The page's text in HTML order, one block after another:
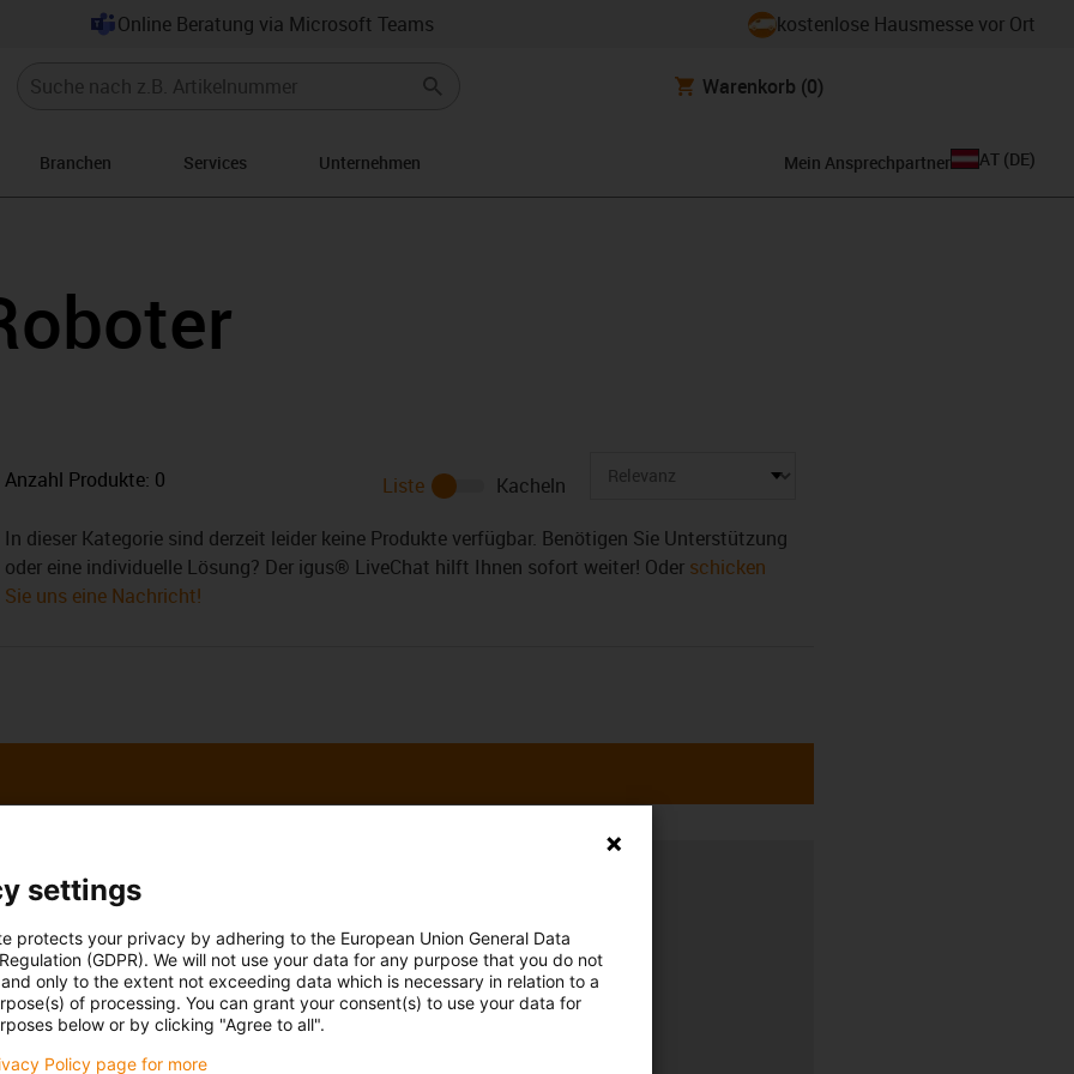
Online Beratung via Microsoft Teams kostenlose Hausmesse vor Ort
Warenkorb (0)
Branchen Services Unternehmen Mein Ansprechpartner AT (DE)
Anzahl Produkte: 0 Liste
Kacheln
In dieser Kategorie sind derzeit leider keine Produkte verfügbar. Benötigen Sie Unterstützung
oder eine individuelle Lösung? Der igus® LiveChat hilft Ihnen sofort weiter! Oder schicken
Sie uns eine Nachricht!
Fragen auch
phone
7662 57763
schreiben
Persönlich
Montag bis Freitag: 8 – 20 Uhr
Samstag: 8 – 12 Uhr
Online
settings
protects your privacy by adhering to the European Union General Data
(GDPR). We will not use your data for any purpose that you do not
only to the extent not exceeding data which is necessary in relation to a
of processing. You can grant your consent(s) to use your data for
below or by clicking "Agree to all".
Policy page for more